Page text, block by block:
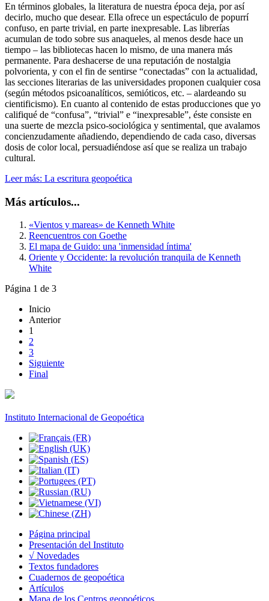
En términos globales, la literatura de nuestra época deja, por así
decirlo, mucho que desear. Ella ofrece un espectáculo de popurrí
confuso, en parte trivial, en parte inexpresable. Las librerías
acumulan de todo sobre sus anaqueles, al menos desde hace un
tiempo – las bibliotecas hacen lo mismo, de una manera más
permanente. Para deshacerse de una reputación de nostalgia
polvorienta, y con el fin de sentirse “conectadas” con la actualidad,
las secciones literarias de las universidades proponen cualquier cosa
(según métodos psicoanalíticos, semióticos, etc. – alardeando su
cientificismo). En cuanto al contenido de estas producciones que yo
califiqué de “confusa”, “trivial” e “inexpresable”, éste consiste en
una suerte de mezcla psico-sociológica y sentimental, que avalamos
concienzudamente añadiendo, dependiendo de cada caso, diversas
dosis de color local, persuadiéndose así que se realiza un trabajo
cultural.
Leer más: La escritura geopoética
Más artículos...
«Vientos y mareas» de Kenneth White
Reencuentros con Goethe
El mapa de Guido: una 'inmensidad íntima'
Oriente y Occidente: la revolución tranquila de Kenneth
White
Página 1 de 3
Inicio
Anterior
1
2
3
Siguiente
Final
Instituto Internacional de Geopoética
Página principal
Presentación del Instituto
√ Novedades
Textos fundadores
Cuadernos de geopoética
Artículos